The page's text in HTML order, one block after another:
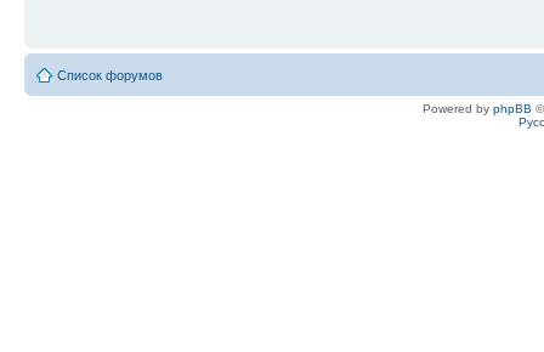
Список форумов
Powered by phpBB